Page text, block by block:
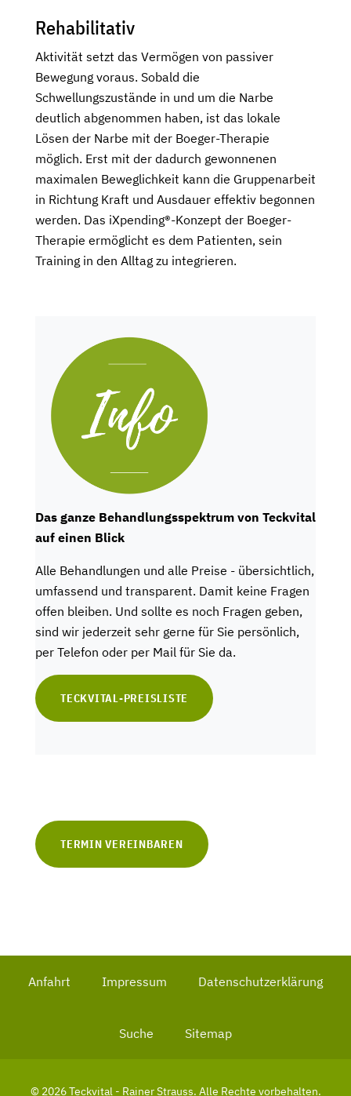
Rehabilitativ
Aktivität setzt das Vermögen von passiver
Bewegung voraus. Sobald die
Schwellungszustände in und um die Narbe
deutlich abgenommen haben, ist das lokale
Lösen der Narbe mit der Boeger-Therapie
möglich. Erst mit der dadurch gewonnenen
maximalen Beweglichkeit kann die Gruppenarbeit
in Richtung Kraft und Ausdauer effektiv begonnen
werden. Das iXpending®-Konzept der Boeger-
Therapie ermöglicht es dem Patienten, sein
Training in den Alltag zu integrieren.
Das ganze Behandlungsspektrum von Teckvital
auf einen Blick
Alle Behandlungen und alle Preise - übersichtlich,
umfassend und transparent. Damit keine Fragen
offen bleiben. Und sollte es noch Fragen geben,
sind wir jederzeit sehr gerne für Sie persönlich,
per Telefon oder per Mail für Sie da.
TECKVITAL-PREISLISTE
TERMIN VEREINBAREN
Anfahrt Impressum Datenschutzerklärung
Suche Sitemap
© 2026 Teckvital - Rainer Strauss. Alle Rechte vorbehalten.